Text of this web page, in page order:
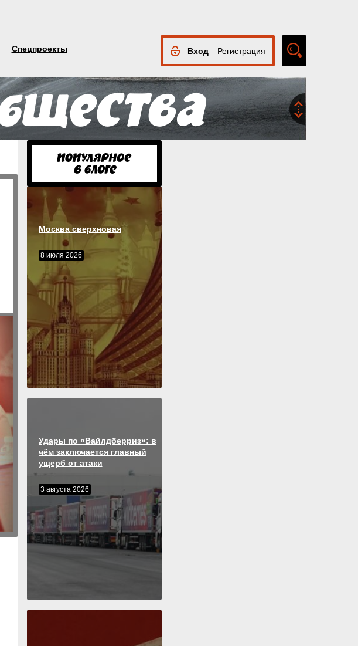
Спецпроекты Вход Регистрация
поиск
Москва сверхновая
8 июля 2026
Удары по «Вайлдберриз»: в
чём заключается главный
ущерб от атаки
3 августа 2026